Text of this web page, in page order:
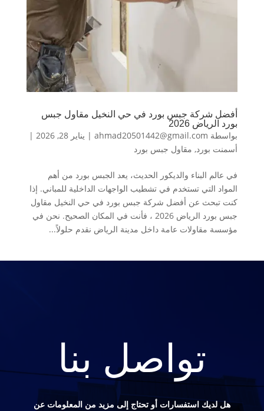
أفضل شركة جبس بورد في حي النخيل مقاول جبس
بورد الرياض 2026
بواسطة ahmad20501442@gmail.com
| يناير 28, 2026
|
أسمنت بورد, مقاول جبس بورد
في عالم البناء والديكور الحديث، يعد الجبس بورد من أهم
المواد التي تستخدم في تشطيب الواجهات الداخلية للمباني. إذا
كنت تبحث عن أفضل شركة جبس بورد في حي النخيل مقاول
جبس بورد الرياض 2026 ، فأنت في المكان الصحيح. نحن في
مؤسسة مقاولات عامة داخل مدينة الرياض نقدم حلولاً...
تواصل بنا
هل لديك استفسارات أو تحتاج إلى مزيد من المعلومات عن